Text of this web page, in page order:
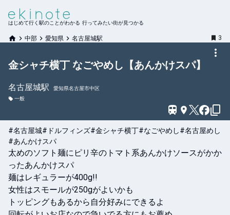
はじめて行く駅のことがわかる 行ってみたい街が見つかる
中部 愛知県 名古屋城駅 3
金シャチ横丁 なごやめし【あんかけスパ】
名古屋城駅
愛知県名古屋市中区
一般
#名古屋城#ドルフィンズ#金シャチ横丁#なごやめし#名古屋めし
#あんかけスパ
太めのソフト麺にピリ辛のトマト系あんかけソースがかか
ったあんかけスパ
麺はレギュラーが400g!!
女性はスモールが250gがよいかも
トッピングもあるから自分好みにできるよ